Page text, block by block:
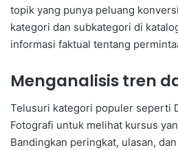
topik yang punya peluang
kategori dan subkategori di
informasi faktual tentang
Menganalisis tren
Telusuri kategori populer seperti
Fotografi untuk melihat kursus
Bandingkan peringkat, ulasan,